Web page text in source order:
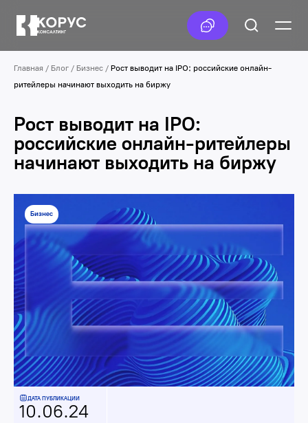
Главная / Блог / Бизнес / Рост выводит на IPO: российские онлайн-
ритейлеры начинают выходить на биржу
Рост выводит на IPO:
российские онлайн-ритейлеры
начинают выходить на биржу
ДАТА ПУБЛИКАЦИИ
10.06.24
Бизнес